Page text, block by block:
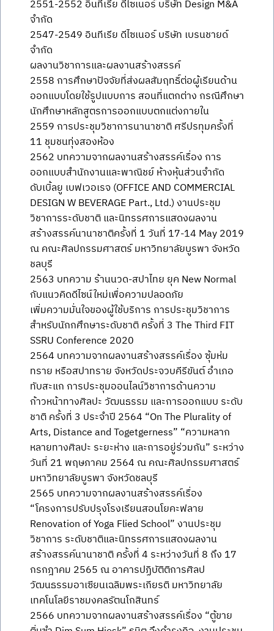
2551-2552 อินทีเรีย ดีไซเนอร์ บริษัท Design M&A
จำกัด
2547-2549 อินทีเรีย ดีไซเนอร์ บริษัท เบรนชายด์
จำกัด
ผลงานวิชาการและผลงานสร้างสรรค์
2558 การศึกษาปัจจัยที่ส่งผลสัมฤทธิ์ต่อผู้เรียนด้าน
ออกแบบโดยใช้รูปแบบการ สอนที่แตกต่าง กรณีศึกษา
นักศึกษาหลักสูตรการออกแบบตกแต่งภายใน
2559 การประชุมวิชาการนานาชาติ ศรีปรทุมครั้งที่
11 ชุมชนทุ่งสองห้อง
2562 บทความจากผลงานสร้างสรรค์เรื่อง การ
ออกแบบสำนักงานและพาณิชย์ ห้างหุ้นส่วนจำกัด
ดับเบิ้ลยู เบฟเวอเรจ (OFFICE AND COMMERCIAL
DESIGN W BEVERAGE Part., Ltd.) งานประชุม
วิชาการระดับชาติ และนิทรรศการแสดงผลงาน
สร้างสรรค์นานาชาติครั้งที่ 1 วันที่ 17-14 May 2019
ณ คณะศิลปกรรมศาสตร์ มหาวิทยาลัยบูรพา จังหวัด
ชลบุรี
2563 บทความ ร้านนวด-สปาไทย ยุค New Normal
กับแนวคิดดีไซน์ใหม่เพื่อความปลอดภัย
เพิ่มความมั่นใจของผู้ใช้บริการ การประชุมวิชาการ
สำหรับนักกศึกษาระดับชาติ ครั้งที่ 3 The Third FIT
SSRU Conference 2020
2564 บทความจากผลงานสร้างสรรค์เรื่อง ซุ้มห่ม
ทราย หรือสปาทราย จังหวัดประจวบคีรีขันต์ อำเภอ
ทับสะแก การประชุมออนไลน์วิชาการด้านความ
ก้าวหน้าทางศิลปะ วัฒนธรรม และการออกแบบ ระดับ
ชาติ ครั้งที่ 3 ประจำปี 2564 “On The Plurality of
Arts, Distance and Togetgerness” “ความหลาก
หลายทางศิลปะ ระยะห่าง และการอยู่ร่วมกัน” ระหว่าง
วันที่ 21 พฤษภาคม 2564 ณ คณะศิลปกรรมศาสตร์
มหาวิทยาลัยบูรพา จังหวัดชลบุรี
2565 บทความจากผลงานสร้างสรรค์เรื่อง
“โครงการปรับปรุงโรงเรียนสอนโยคะฟลาย
Renovation of Yoga Flied School” งานประชุม
วิชาการ ระดับชาติและนิทรรศการแสดงผลงาน
สร้างสรรค์นานาชาติ ครั้งที่ 4 ระหว่างวันที่ 8 ถึง 17
กรกฎาคม 2565 ณ อาคารปฏิบัติติการศิลป
วัฒนธรรมอาเซียนเฉลิมพระเกียรติ มหาวิทยาลัย
เทคโนโลยีราชมงคลรัตนโกสินทร์
2566 บทความจากผลงานสร้างสรรค์เรื่อง “ตู้ขาย